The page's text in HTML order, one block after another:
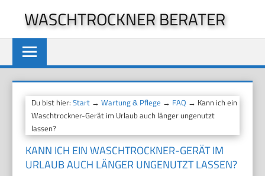
springen
WASCHTROCKNER BERATER
Du bist hier:Start →Wartung & Pflege → FAQ → Kann ich ein
Waschtrockner-Gerät im Urlaub auch länger ungenutzt
lassen?
KANN ICH EIN WASCHTROCKNER-GERÄT IM
URLAUB AUCH LÄNGER UNGENUTZT LASSEN?